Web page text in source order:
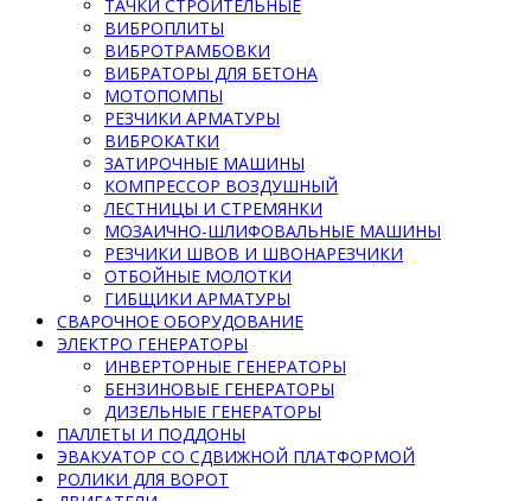
ТАЧКИ СТРОИТЕЛЬНЫЕ
ВИБРОПЛИТЫ
ВИБРОТРАМБОВКИ
ВИБРАТОРЫ ДЛЯ БЕТОНА
МОТОПОМПЫ
РЕЗЧИКИ АРМАТУРЫ
ВИБРОКАТКИ
ЗАТИРОЧНЫЕ МАШИНЫ
КОМПРЕССОР ВОЗДУШНЫЙ
ЛЕСТНИЦЫ И СТРЕМЯНКИ
МОЗАИЧНО-ШЛИФОВАЛЬНЫЕ МАШИНЫ
РЕЗЧИКИ ШВОВ И ШВОНАРЕЗЧИКИ
ОТБОЙНЫЕ МОЛОТКИ
ГИБЩИКИ АРМАТУРЫ
СВАРОЧНОЕ ОБОРУДОВАНИЕ
ЭЛЕКТРО ГЕНЕРАТОРЫ
ИНВЕРТОРНЫЕ ГЕНЕРАТОРЫ
БЕНЗИНОВЫЕ ГЕНЕРАТОРЫ
ДИЗЕЛЬНЫЕ ГЕНЕРАТОРЫ
ПАЛЛЕТЫ И ПОДДОНЫ
ЭВАКУАТОР СО СДВИЖНОЙ ПЛАТФОРМОЙ
РОЛИКИ ДЛЯ ВОРОТ